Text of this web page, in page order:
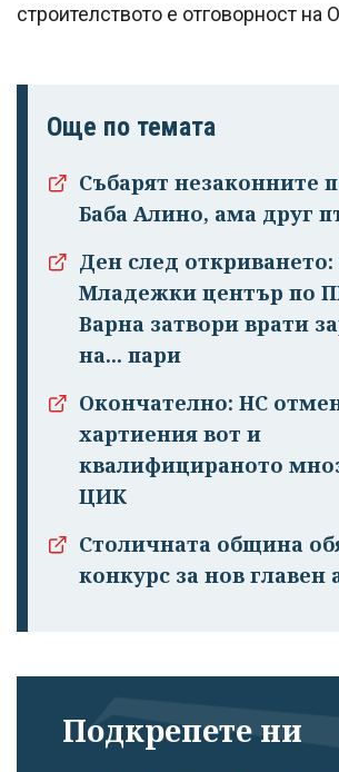
строителството е отговорност на
Още по темата
Събарят незаконните
Баба Алино, ама друг
Ден след
Младежки център по
Варна затвори врати
на... пари
Окончателно: НС
хартиения вот и
квалифицираното
ЦИК
Столичната община
конкурс за нов главен
Подкрепете ни